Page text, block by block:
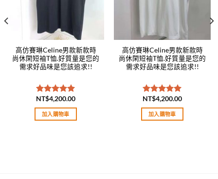
高仿賽琳Celine男款新款時
尚休閑短袖T恤.好質量是您的
需求好品味是您該追求!!
評分5.00
滿分 5
NT$4,200.00
加入購物車
高仿賽琳Celine男款新款時
尚休閑短袖T恤.好質量是您的
需求好品味是您該追求!!
評分5.00
滿分 5
NT$4,200.00
加入購物車